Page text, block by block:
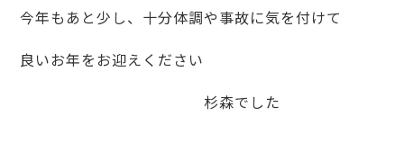
今年もあと少し、十分体調や事故に気を付けて
良いお年をお迎えください
杉森でした